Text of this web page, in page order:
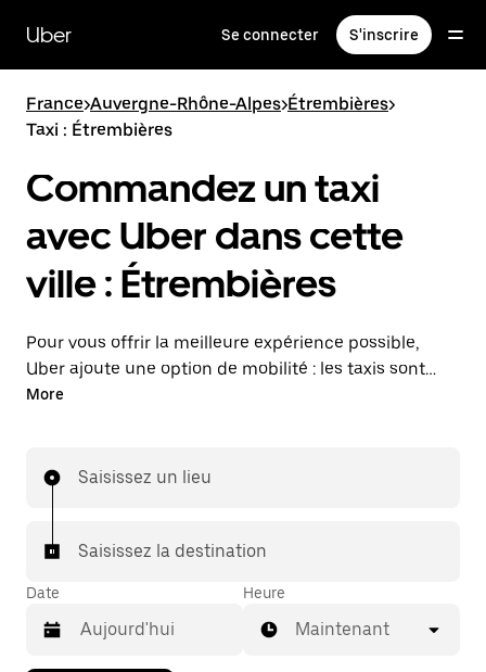
contenu
principal
Uber Se connecter S'inscrire
France>Auvergne-Rhône-Alpes>Étrembières>
Taxi : Étrembières
Commandez un taxi
avec Uber dans cette
ville : Étrembières
Pour vous offrir la meilleure expérience possible,
Uber ajoute une option de mobilité : les taxis sont
maintenant disponibles dans l'application. Uber Taxi :
More
Saisissez un lieu
Saisissez la destination
Date Heure
Maintenant